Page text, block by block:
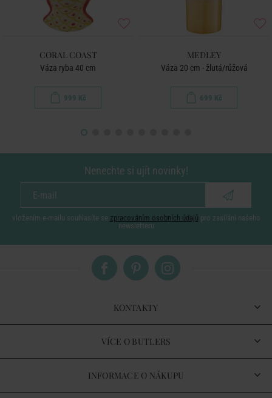
CORAL COAST
Váza ryba 40 cm
999 Kč
MEDLEY
Váza 20 cm - žlutá/růžová
699 Kč
Nenechte si ujít novinky!
vložením e-mailu souhlasíte se zpracováním osobních údajů pro zasílání našeho
newsletteru
KONTAKTY
VÍCE O BUTLERS
INFORMACE O NÁKUPU